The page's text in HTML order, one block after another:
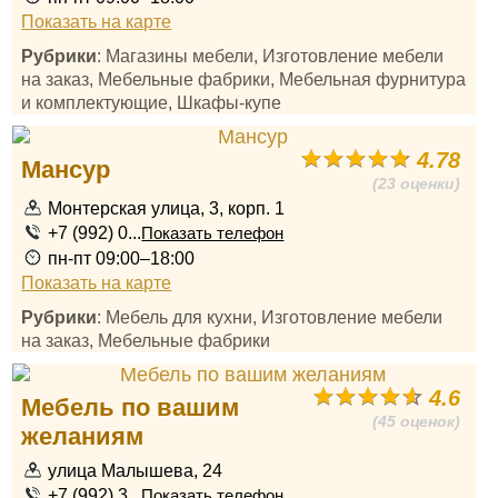
Показать на карте
Рубрики: Магазины мебели, Изготовление мебели
на заказ, Мебельные фабрики, Мебельная фурнитура
и комплектующие, Шкафы-купе
4.78
(23 оценки)
Мансур
Монтерская улица, 3, корп. 1
+7 (992) 0...Показать телефон
пн-пт 09:00–18:00
Показать на карте
Рубрики: Мебель для кухни, Изготовление мебели
на заказ, Мебельные фабрики
4.6
(45 оценок)
Мебель по вашим
желаниям
улица Малышева, 24